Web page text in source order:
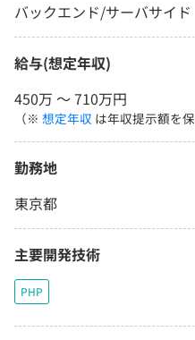
バックエンド/サーバサイド
給与(想定年収)
450万 〜 710万円
（※ 想定年収 は年収提示額を
勤務地
東京都
主要開発技術
PHP